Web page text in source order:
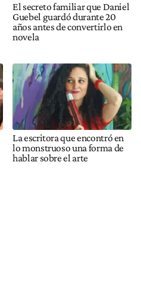
El secreto familiar que Daniel
Guebel guardó durante 20
años antes de convertirlo en
novela
La escritora que encontró en
lo monstruoso una forma de
hablar sobre el arte